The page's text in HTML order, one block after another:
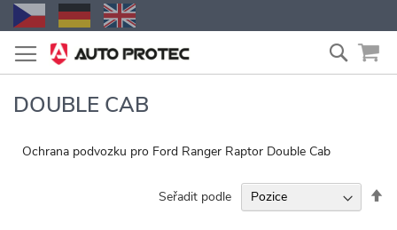
Přejít
na
obsah
DOUBLE CAB
Ochrana podvozku pro Ford Ranger Raptor Double Cab
Seřadit podle